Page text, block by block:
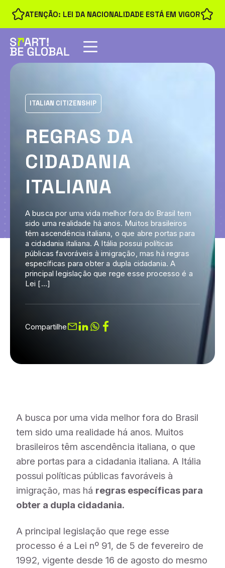
ATENÇÃO: LEI DA NACIONALIDADE ESTÁ EM VIGOR
ITALIAN CITIZENSHIP
REGRAS DA
CIDADANIA
ITALIANA
A busca por uma vida melhor fora do Brasil tem
sido uma realidade há anos. Muitos brasileiros
têm ascendência italiana, o que abre portas para
a cidadania italiana. A Itália possui políticas
públicas favoráveis à imigração, mas há regras
específicas para obter a dupla cidadania. A
principal legislação que rege esse processo é a
Lei […]
Compartilhe
A busca por uma vida melhor fora do Brasil
tem sido uma realidade há anos. Muitos
brasileiros têm ascendência italiana, o que
abre portas para a cidadania italiana. A Itália
possui políticas públicas favoráveis à
imigração, mas há regras específicas para
obter a dupla cidadania.
A principal legislação que rege esse
processo é a Lei nº 91, de 5 de fevereiro de
1992, vigente desde 16 de agosto do mesmo